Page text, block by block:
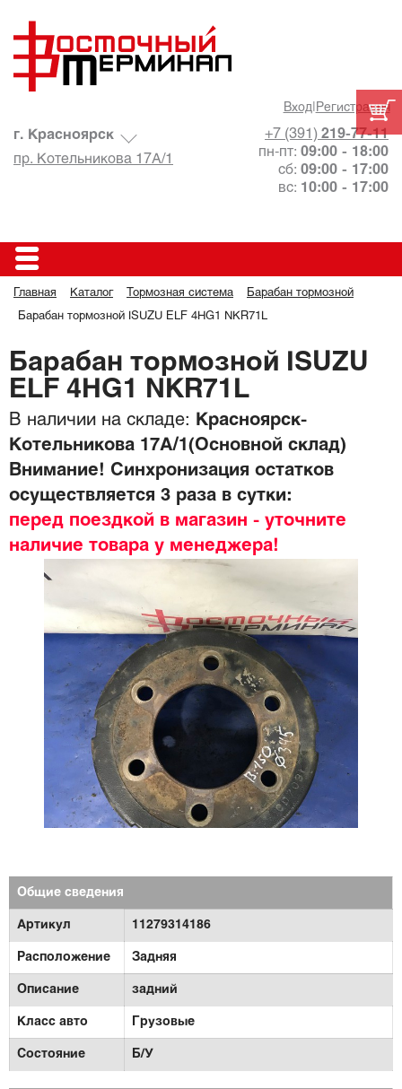
Вход| Регистрация
+7 (391) 219-77-11
пн-пт: 09:00 - 18:00
сб: 09:00 - 17:00
вс: 10:00 - 17:00
г. Красноярск
пр. Котельникова 17А/1
Главная Каталог Тормозная система Барабан тормозной
Барабан тормозной ISUZU ELF 4HG1 NKR71L
Барабан тормозной ISUZU
ELF 4HG1 NKR71L
В наличии на складе:
Красноярск-
Котельникова 17А/1(Основной склад)
Внимание! Синхронизация остатков
осуществляется 3 раза в сутки:
перед поездкой в магазин - уточните
наличие товара у менеджера!
Общие сведения
Артикул 11279314186
Расположение Задняя
Описание задний
Класс авто Грузовые
Состояние Б/У